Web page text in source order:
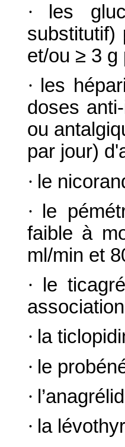
·
les
substitutif)
et/ou ≥ 3 g
·
les
doses
ou
par jour)
· le
·
le
faible à
ml/min et
·
le
· la
· le
·
· la